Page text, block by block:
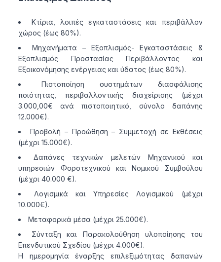
Κτίρια, λοιπές εγκαταστάσεις και περιβάλλον
χώρος (έως 80%).
Μηχανήματα – Εξοπλισμός- Εγκαταστάσεις &
Εξοπλισμός Προστασίας Περιβάλλοντος και
Εξοικονόμησης ενέργειας και ύδατος (έως 80%).
Πιστοποίηση συστημάτων διασφάλισης
ποιότητας, περιβαλλοντικής διαχείρισης (μέχρι
3.000,00€ ανά πιστοποιητικό, σύνολο δαπάνης
12.000€).
Προβολή – Προώθηση – Συμμετοχή σε Εκθέσεις
(μέχρι 15.000€).
Δαπάνες τεχνικών μελετών Μηχανικού και
υπηρεσιών Φοροτεχνικού και Νομικού Συμβούλου
(μέχρι 40.000 €).
Λογισμικά και Υπηρεσίες Λογισμικού (μέχρι
10.000€).
Μεταφορικά μέσα (μέχρι 25.000€).
Σύνταξη και Παρακολούθηση υλοποίησης του
Επενδυτικού Σχεδίου (μέχρι 4.000€).
Η ημερομηνία έναρξης επιλεξιμότητας δαπανών